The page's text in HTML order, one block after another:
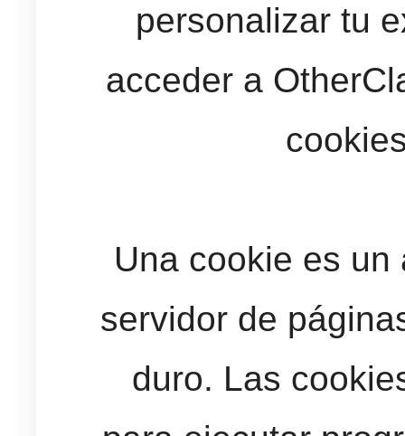
personalizar tu
acceder a
Una cookie es
servidor de
duro. Las